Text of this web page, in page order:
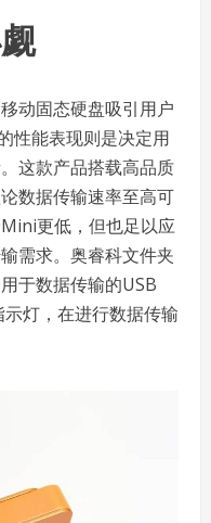
动固态硬盘吸引用户
性能表现则是决定用
这款产品搭载高品质
数据传输速率至高可
更低，但也足以应
需求。奥睿科文件夹
于数据传输的USB
灯，在进行数据传输